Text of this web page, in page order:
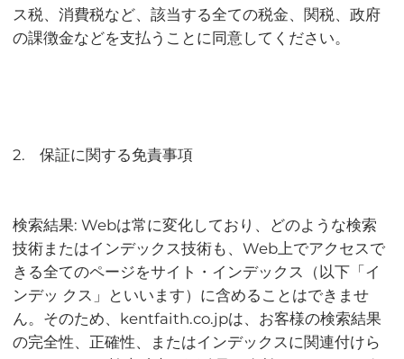
ス税、消費税など、該当する全ての税金、関税、政府
の課徴金などを支払うことに同意してください。
2. 保証に関する免責事項
検索結果: Webは常に変化しており、どのような検索
技術またはインデックス技術も、Web上でアクセスで
きる全てのページをサイト・インデックス（以下「イ
ンデッ クス」といいます）に含めることはできませ
ん。そのため、kentfaith.co.jpは、お客様の検索結果
の完全性、正確性、またはインデックスに関連付けら